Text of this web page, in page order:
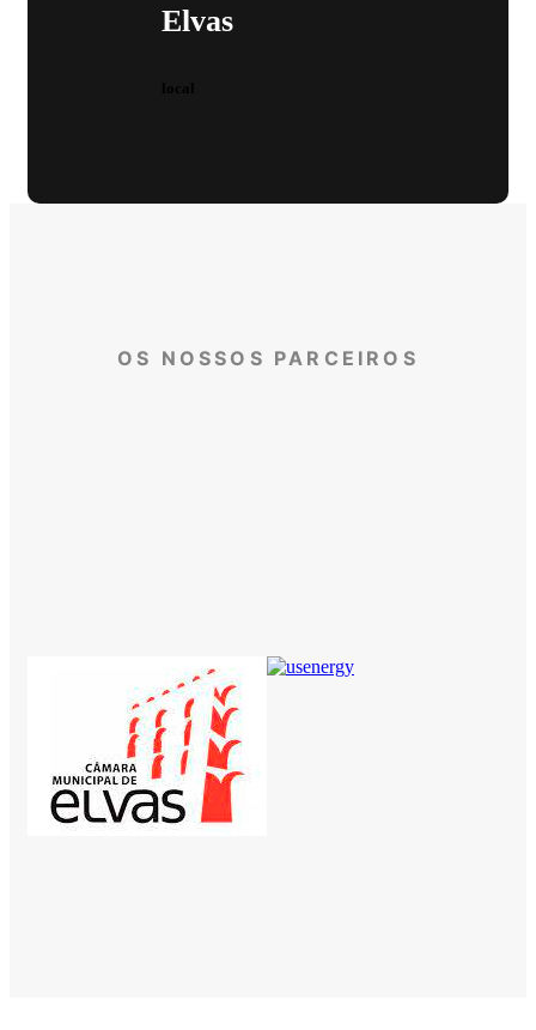
Elvas
OS NOSSOS PARCEIROS